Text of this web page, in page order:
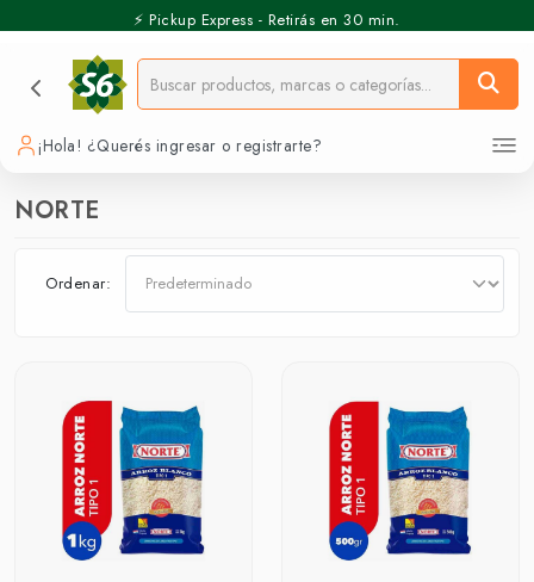
⚡️ Pickup Express - Retirás en 30 min.
¡Hola! ¿Querés ingresar o registrarte?
NORTE
Ordenar: